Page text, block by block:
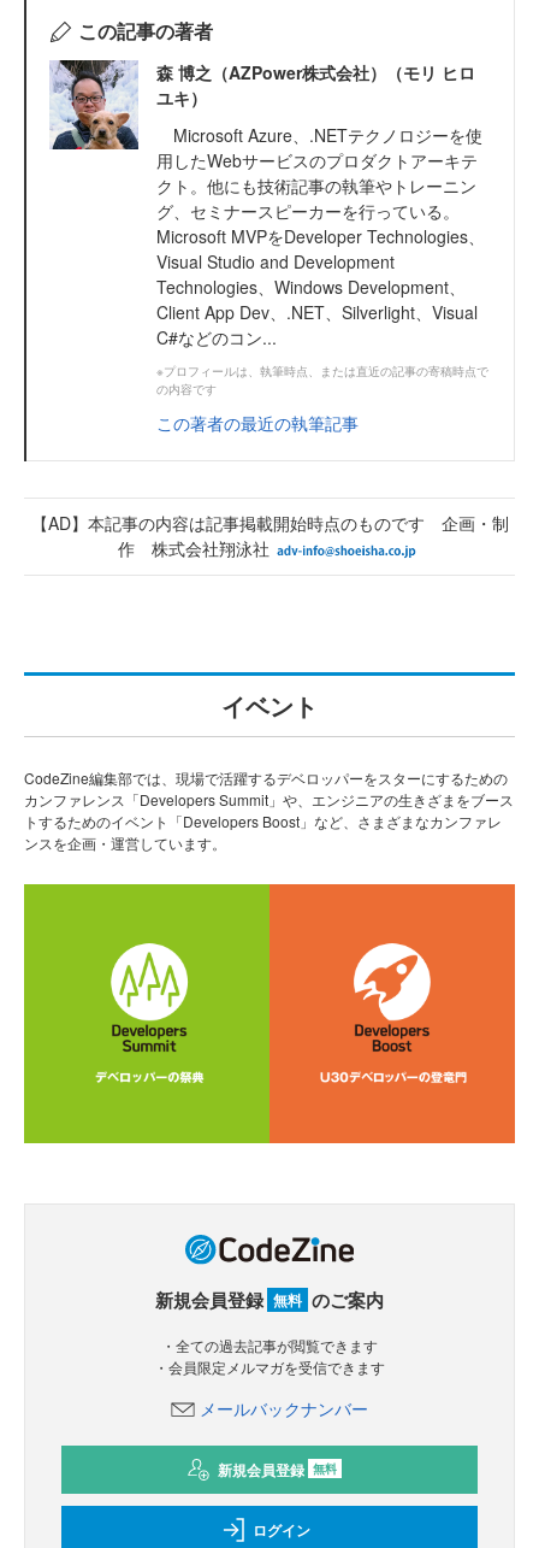
この記事の著者
森 博之（AZPower株式会社）（モリ ヒロ
ユキ）
Microsoft Azure、.NETテクノロジーを使
用したWebサービスのプロダクトアーキテ
クト。他にも技術記事の執筆やトレーニン
グ、セミナースピーカーを行っている。
Microsoft MVPをDeveloper Technologies、
Visual Studio and Development
Technologies、Windows Development、
Client App Dev、.NET、Silverlight、Visual
C#などのコン...
※プロフィールは、執筆時点、または直近の記事の寄稿時点で
の内容です
この著者の最近の執筆記事
【AD】本記事の内容は記事掲載開始時点のものです 企画・制
作 株式会社翔泳社
イベント
CodeZine編集部では、現場で活躍するデベロッパーをスターにするための
カンファレンス「Developers Summit」や、エンジニアの生きざまをブース
トするためのイベント「Developers Boost」など、さまざまなカンファレ
ンスを企画・運営しています。
新規会員登録 無料 のご案内
・全ての過去記事が閲覧できます
・会員限定メルマガを受信できます
メールバックナンバー
新規会員登録 無料
ログイン